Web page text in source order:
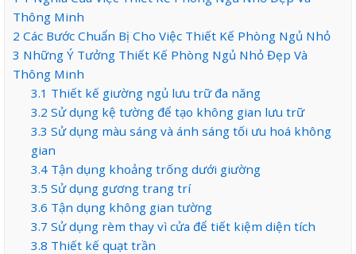
Thông Minh
2 Các Bước Chuẩn Bị Cho Việc Thiết Kế Phòng Ngủ Nhỏ
3 Những Ý Tưởng Thiết Kế Phòng Ngủ Nhỏ Đẹp Và
Thông Minh
3.1 Thiết kế giường ngủ lưu trữ đa năng
3.2 Sử dụng kệ tường để tạo không gian lưu trữ
3.3 Sử dụng màu sáng và ánh sáng tối ưu hoá không
gian
3.4Tận dụng khoảng trống dưới giường
3.5 Sử dụng gương trang trí
3.6 Tận dụng không gian tường
3.7 Sử dụng rèm thay vì cửa để tiết kiệm diện tích
3.8 Thiết kế quạt trần